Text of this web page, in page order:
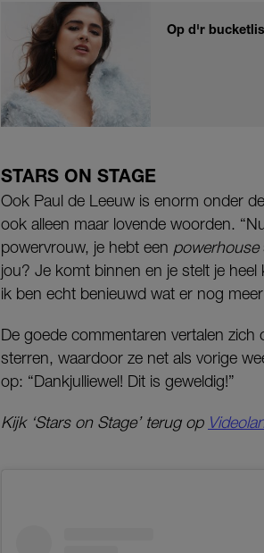
Op d'r
STARS ON STAGE
Ook Paul de Leeuw is enorm onder
ook alleen maar lovende woorden.
powervrouw, je hebt een powerhouse
jou? Je komt binnen en je stelt je
ik ben echt benieuwd wat er nog
De goede commentaren vertalen
sterren, waardoor ze net als vorige
op: “Dankjulliewel! Dit is geweldig!”
Kijk ‘Stars on Stage’ terug op